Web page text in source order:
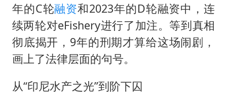
年的C轮融资和2023年的D轮融资中，连
续两轮对eFishery进行了加注。等到真相
彻底揭开，9年的刑期才算给这场闹剧，
画上了法律层面的句号。
从“印尼水产之光”到阶下囚